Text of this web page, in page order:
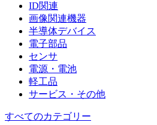
ID関連
画像関連機器
半導体デバイス
電子部品
センサ
電源・電池
軽工品
サービス・その他
すべてのカテゴリー